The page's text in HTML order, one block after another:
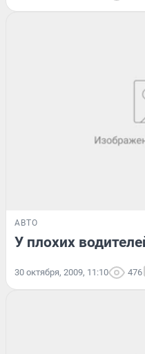
АВТО
У плохих
30 октября, 2009, 11:10 476